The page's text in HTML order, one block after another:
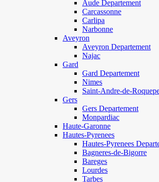
Aude Departement
Carcassonne
Carlipa
Narbonne
Aveyron
Aveyron Departement
Najac
Gard
Gard Departement
Nimes
Saint-Andre-de-
Gers
Gers Departement
Monpardiac
Haute-Garonne
Hautes-Pyrenees
Hautes-Pyrenees
Bagneres-de-Bigorre
Bareges
Lourdes
Tarbes